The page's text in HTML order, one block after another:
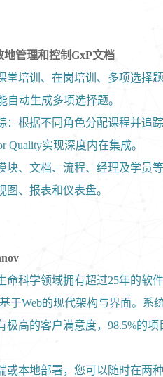
地管理和控制GxP文档
堂培训、在岗培训、多项选择
动生成多项选择题。
根据不同角色分配课程并追踪
Quality实现深度内在集成。
块、文档、流程、经理及学员
、报表和仪表盘。
命科学领域拥有超过25年的软
于Web的现代架构与界面。
高的客户满意度，98.5%的项
或本地部署，您可以随时在两